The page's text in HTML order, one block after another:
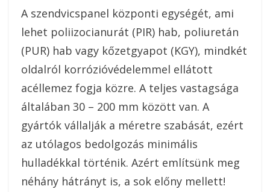
A szendvicspanel központi egységét, ami
lehet poliizocianurát (PIR) hab, poliuretán
(PUR) hab vagy kőzetgyapot (KGY), mindkét
oldalról korrózióvédelemmel ellátott
acéllemez fogja közre. A teljes vastagsága
általában 30 – 200 mm között van. A
gyártók vállalják a méretre szabását, ezért
az utólagos bedolgozás minimális
hulladékkal történik. Azért említsünk meg
néhány hátrányt is, a sok előny mellett!